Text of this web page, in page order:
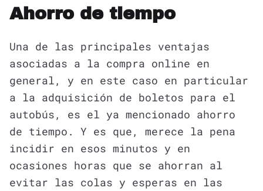
Ahorro de tiempo
Una de las principales ventajas
asociadas a la compra online en
general, y en este caso en particular
a la adquisición de boletos para el
autobús, es el ya mencionado ahorro
de tiempo. Y es que, merece la pena
incidir en esos minutos y en
ocasiones horas que se ahorran al
evitar las colas y esperas en las